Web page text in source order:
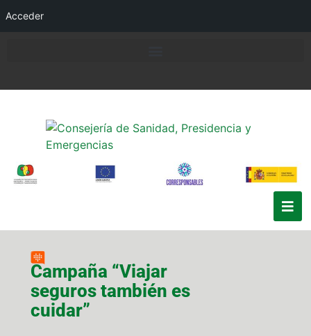
Acceder
Campaña “Viajar
seguros también es
cuidar”